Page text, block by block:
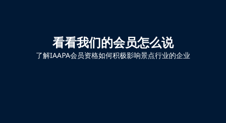
看看我们的会员怎么说
了解IAAPA会员资格如何积极影响景点行业的企业